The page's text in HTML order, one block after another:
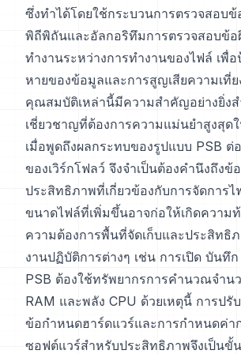
ซึ่งทำได้โดยใช้กระบวนการตรวจสอบข้
พิถีพิถันและอัลกอริทึมการตรวจสอบข้
ทำงานระหว่างการทำงานของไฟล์ เพื่อ
หายของข้อมูลและการสูญเสียความเที่
คุณสมบัติเหล่านี้มีความสำคัญอย่างยิ่ง
เชี่ยวชาญที่ต้องการความแม่นยำสูงสุด
เมื่อพูดถึงผลกระทบของรูปแบบ PSB ต่
ของเวิร์กโฟลว์ จึงจำเป็นต้องคำนึงถึง
ประสิทธิภาพที่เกี่ยวข้องกับการจัดการ
ขนาดไฟล์ที่เพิ่มขึ้นอาจก่อให้เกิดความ
ความต้องการพื้นที่จัดเก็บและประสิทธิ
งานปฏิบัติการต่างๆ เช่น การเปิด บันทึ
PSB ต้องใช้ทรัพยากรการคำนวณจำน
RAM และพลัง CPU ด้วยเหตุนี้ การปรั
ข้อกำหนดฮาร์ดแวร์และการกำหนดค่า
ซอฟต์แวร์สำหรับประสิทธิภาพจึงเป็น